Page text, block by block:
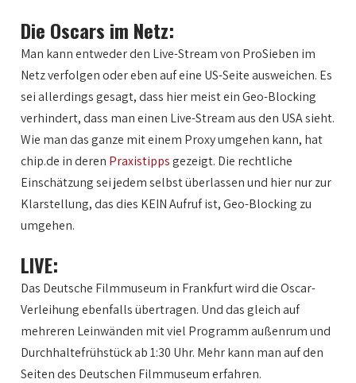
Die Oscars im Netz:
Man kann entweder den Live-Stream von ProSieben im
Netz verfolgen oder eben auf eine US-Seite ausweichen. Es
sei allerdings gesagt, dass hier meist ein Geo-Blocking
verhindert, dass man einen Live-Stream aus den USA sieht.
Wie man das ganze mit einem Proxy umgehen kann, hat
chip.de in deren Praxistippsgezeigt. Die rechtliche
Einschätzung sei jedem selbst überlassen und hier nur zur
Klarstellung, das dies KEIN Aufruf ist, Geo-Blocking zu
umgehen.
LIVE:
Das Deutsche Filmmuseum in Frankfurt wird die Oscar-
Verleihung ebenfalls übertragen. Und das gleich auf
mehreren Leinwänden mit viel Programm außenrum und
Durchhaltefrühstück ab 1:30 Uhr. Mehr kann man auf den
Seiten des Deutschen Filmmuseum erfahren.